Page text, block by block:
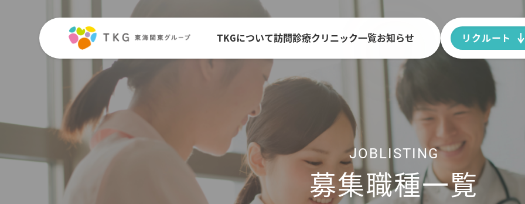
TKGについて訪問診療クリニック一覧お知らせ リクルート
JOBLISTING
募集職種一覧